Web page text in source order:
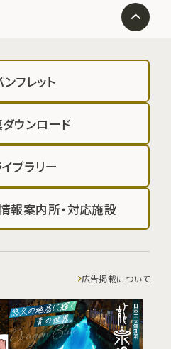
フレット
ウンロード
ブラリー
報案内所・対応施設
広告掲載について